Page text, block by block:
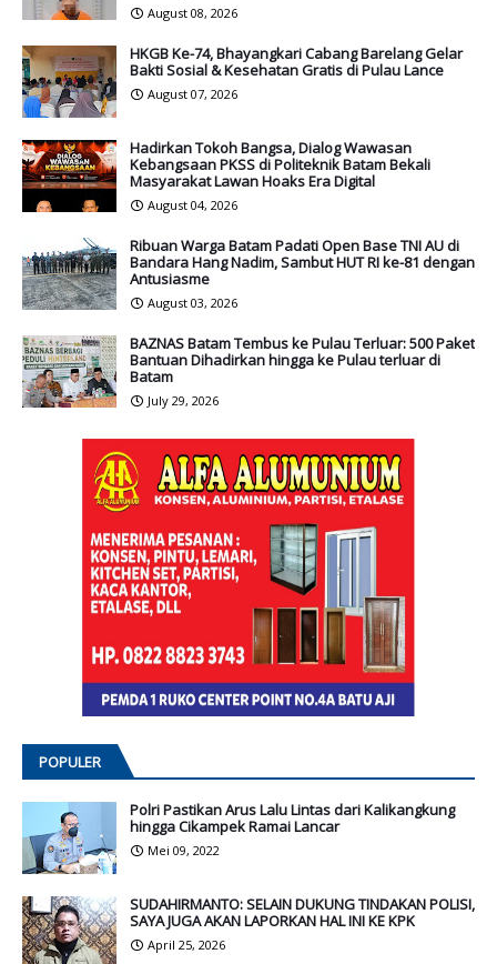
August 08, 2026
HKGB Ke-74, Bhayangkari Cabang Barelang Gelar
Bakti Sosial & Kesehatan Gratis di Pulau Lance
August 07, 2026
Hadirkan Tokoh Bangsa, Dialog Wawasan
Kebangsaan PKSS di Politeknik Batam Bekali
Masyarakat Lawan Hoaks Era Digital
August 04, 2026
Ribuan Warga Batam Padati Open Base TNI AU di
Bandara Hang Nadim, Sambut HUT RI ke-81 dengan
Antusiasme
August 03, 2026
BAZNAS Batam Tembus ke Pulau Terluar: 500 Paket
Bantuan Dihadirkan hingga ke Pulau terluar di
Batam
July 29, 2026
POPULER
Polri Pastikan Arus Lalu Lintas dari Kalikangkung
hingga Cikampek Ramai Lancar
Mei 09, 2022
SUDAHIRMANTO: SELAIN DUKUNG TINDAKAN POLISI,
SAYA JUGA AKAN LAPORKAN HAL INI KE KPK
April 25, 2026